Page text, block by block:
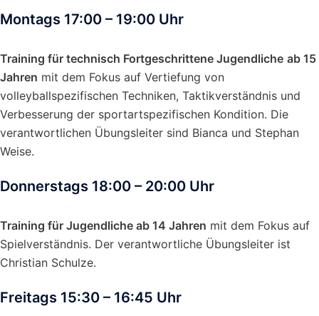
Montags 17:00 – 19:00 Uhr
Training für technisch Fortgeschrittene Jugendliche ab 15
Jahren mit dem Fokus auf Vertiefung von
volleyballspezifischen Techniken, Taktikverständnis und
Verbesserung der sportartspezifischen Kondition. Die
verantwortlichen Übungsleiter sind Bianca und Stephan
Weise.
Donnerstags 18:00 – 20:00 Uhr
Training für Jugendliche ab 14 Jahren mit dem Fokus auf
Spielverständnis. Der verantwortliche Übungsleiter ist
Christian Schulze.
Freitags 15:30 – 16:45 Uhr